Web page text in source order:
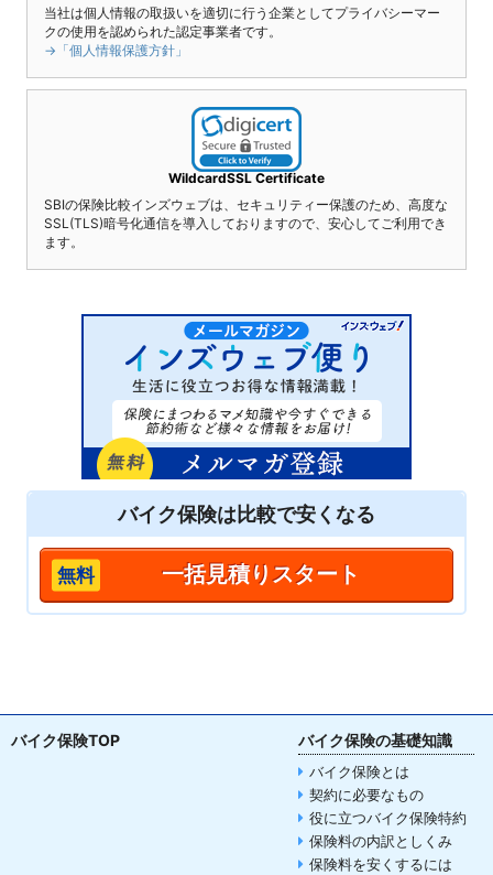
当社は個人情報の取扱いを適切に行う企業としてプライバシーマー
クの使用を認められた認定事業者です。
→「個人情報保護方針」
WildcardSSL Certificate
SBIの保険比較インズウェブは、セキュリティー保護のため、高度な
SSL(TLS)暗号化通信を導入しておりますので、安心してご利用でき
ます。
バイク保険は比較で安くなる
一括見積りスタート
バイク保険TOP バイク保険の基礎知識
バイク保険とは
契約に必要なもの
役に立つバイク保険特約
保険料の内訳としくみ
保険料を安くするには